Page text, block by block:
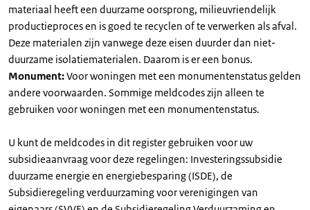
materiaal heeft een duurzame oorsprong, milieuvriendelijk
productieproces en is goed te recyclen of te verwerken als afval.
Deze materialen zijn vanwege deze eisen duurder dan niet-
duurzame isolatiematerialen. Daarom is er een bonus.
Monument:Voor woningen met een monumentenstatus gelden
andere voorwaarden. Sommige meldcodes zijn alleen te
gebruiken voor woningen met een monumentenstatus.
U kunt de meldcodes in dit register gebruiken voor uw
subsidieaanvraag voor deze regelingen: Investeringssubsidie
duurzame energie en energiebesparing (ISDE), de
Subsidieregeling verduurzaming voor verenigingen van